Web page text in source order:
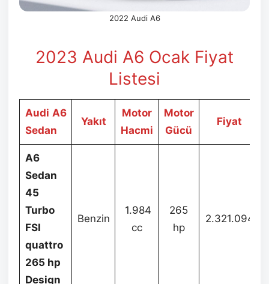
2022 Audi A6
2023 Audi A6 Ocak Fiyat
Listesi
Audi A6
Sedan
Yakıt
Motor
Hacmi
Motor
Gücü
Fiyat
A6
Sedan
45
Turbo
FSI
quattro
265 hp
Design
Benzin
1.984
cc
265
hp
2.321.094